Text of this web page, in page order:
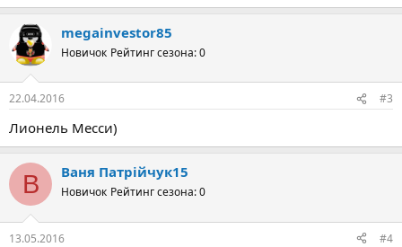
megainvestor85
Новичок Рейтинг сезона: 0
22.04.2016 #3
Лионель Месси)
В Ваня Патрійчук15
Новичок Рейтинг сезона: 0
13.05.2016 #4